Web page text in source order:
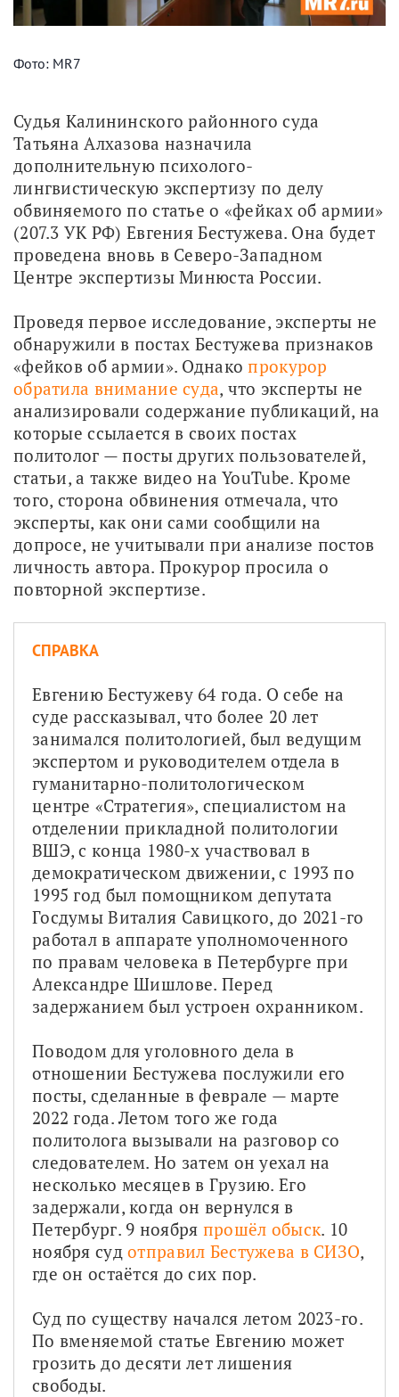
Фото: MR7
Судья Калининского районного суда
Татьяна Алхазова назначила
дополнительную психолого-
лингвистическую экспертизу по делу
обвиняемого по статье о «фейках об армии»
(207.3 УК РФ) Евгения Бестужева. Она будет
проведена вновь в Северо-Западном
Центре экспертизы Минюста России.
Проведя первое исследование, эксперты не
обнаружили в постах Бестужева признаков
«фейков об армии». Однако прокурор
обратила внимание суда, что эксперты не
анализировали содержание публикаций, на
которые ссылается в своих постах
политолог — посты других пользователей,
статьи, а также видео на YouTube. Кроме
того, сторона обвинения отмечала, что
эксперты, как они сами сообщили на
допросе, не учитывали при анализе постов
личность автора. Прокурор просила о
повторной экспертизе.
СПРАВКА
Евгению Бестужеву 64 года. О себе на
суде рассказывал, что более 20 лет
занимался политологией, был ведущим
экспертом и руководителем отдела в
гуманитарно-политологическом
центре «Стратегия», специалистом на
отделении прикладной политологии
ВШЭ, с конца 1980-х участвовал в
демократическом движении, с 1993 по
1995 год был помощником депутата
Госдумы Виталия Савицкого, до 2021-го
работал в аппарате уполномоченного
по правам человека в Петербурге при
Александре Шишлове. Перед
задержанием был устроен охранником.
Поводом для уголовного дела в
отношении Бестужева послужили его
посты, сделанные в феврале — марте
2022 года. Летом того же года
политолога вызывали на разговор со
следователем. Но затем он уехал на
несколько месяцев в Грузию. Его
задержали, когда он вернулся в
Петербург. 9 ноября прошёл обыск. 10
ноября суд отправил Бестужева в СИЗО,
где он остаётся до сих пор.
Суд по существу начался летом 2023-го.
По вменяемой статье Евгению может
грозить до десяти лет лишения
свободы.